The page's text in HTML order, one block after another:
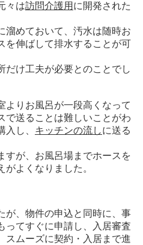
々は訪問介護用 に開発された
溜めておいて、汚水は随時お
を伸ばして排水することが可
だけ工夫が必要とのことでし
よりお風呂が一段高くなって
で送ることは難しいことがわ
入し、 キッチンの流しに送る
すが、お風呂場までホースを
よくなりました。
が、物件の申込と同時に、事
ってすぐに申請し、入居審査
スムーズに契約・入居まで進